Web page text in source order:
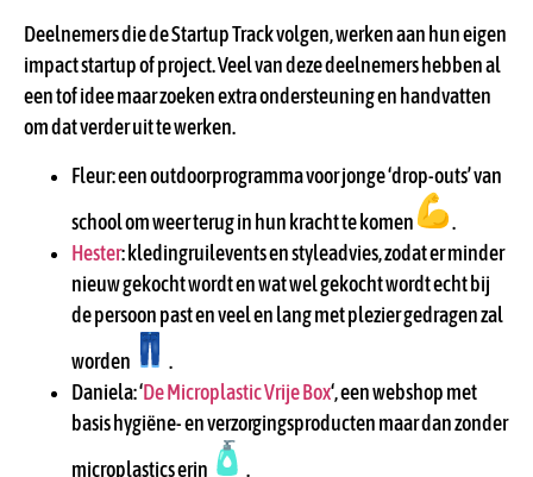
Deelnemers die de Startup Track volgen, werken aan hun eigen
impact startup of project. Veel van deze deelnemers hebben al
een tof idee maar zoeken extra ondersteuning en handvatten
om dat verder uit te werken.
Fleur: een outdoorprogramma voor jonge ‘drop-outs’ van
school om weer terug in hun kracht te komen
.
Hester: kledingruilevents en styleadvies, zodat er minder
nieuw gekocht wordt en wat wel gekocht wordt echt bij
de persoon past en veel en lang met plezier gedragen zal
worden
.
Daniela: ‘De Microplastic Vrije Box‘, een webshop met
basis hygiëne- en verzorgingsproducten maar dan zonder
microplastics erin
.